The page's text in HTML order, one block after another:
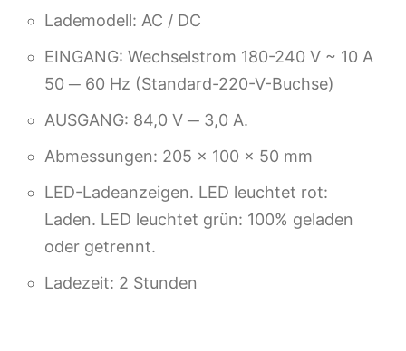
Lademodell: AC / DC
EINGANG: Wechselstrom 180-240 V ~ 10 A
50 ─ 60 Hz (Standard-220-V-Buchse)
AUSGANG: 84,0 V ─ 3,0 A.
Abmessungen: 205 x 100 x 50 mm
LED-Ladeanzeigen. LED leuchtet rot:
Laden. LED leuchtet grün: 100% geladen
oder getrennt.
Ladezeit: 2 Stunden